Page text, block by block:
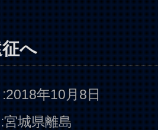
へ
年10月8日
城県離島